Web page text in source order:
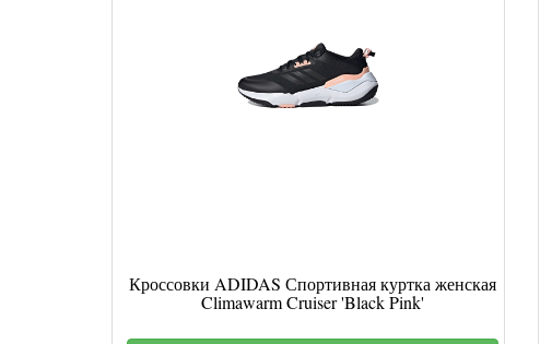
Кроссовки ADIDAS Спортивная куртка женская
Climawarm Cruiser 'Black Pink'